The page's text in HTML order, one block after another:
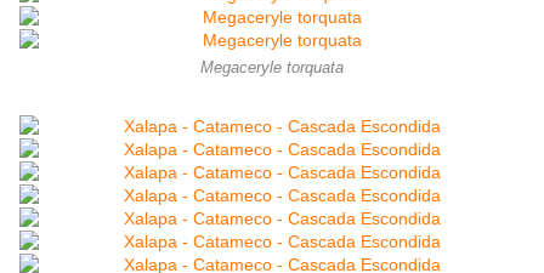
Megaceryle torquata